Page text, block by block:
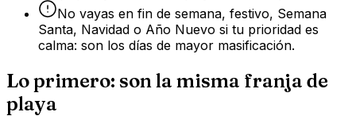
No vayas en fin de semana, festivo, Semana
Santa, Navidad o Año Nuevo si tu prioridad es
calma: son los días de mayor masificación.
Lo primero: son la misma franja de
playa